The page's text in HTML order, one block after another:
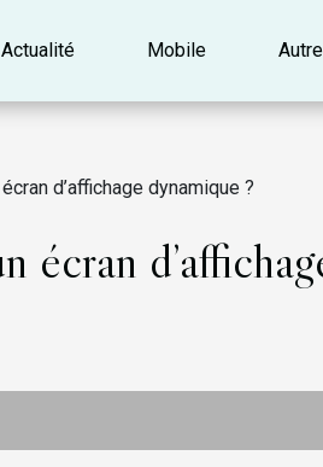
Actualité Mobile Autre
d’affichage dynamique ?
écran